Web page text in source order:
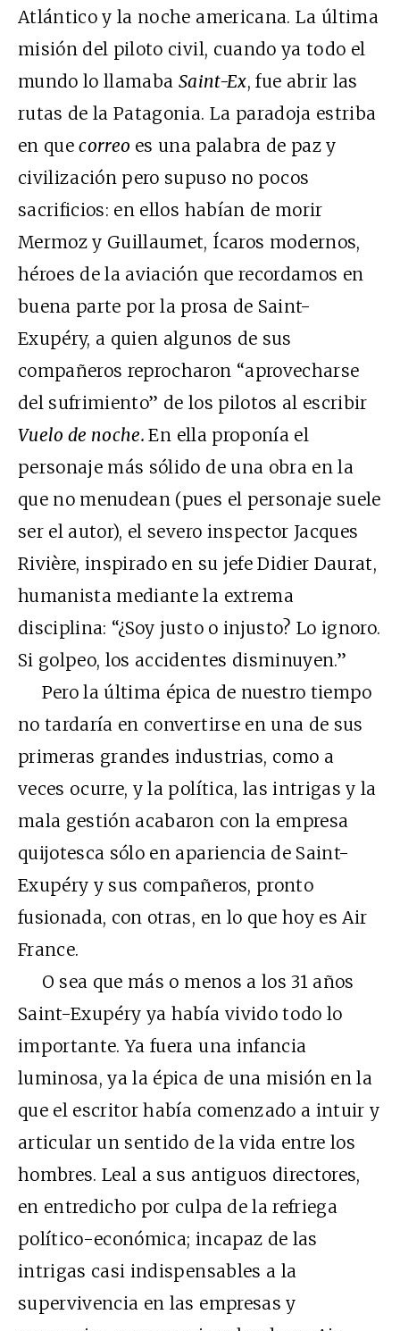
Atlántico y la noche americana. La última
misión del piloto civil, cuando ya todo el
mundo lo llamaba Saint-Ex, fue abrir las
rutas de la Patagonia. La paradoja estriba
en quecorreo es una palabra de paz y
civilización pero supuso no pocos
sacrificios: en ellos habían de morir
Mermoz y Guillaumet, Ícaros modernos,
héroes de la aviación que recordamos en
buena parte por la prosa de Saint-
Exupéry, a quien algunos de sus
compañeros reprocharon “aprovecharse
del sufrimiento” de los pilotos al escribir
Vuelo de noche.En ella proponía el
personaje más sólido de una obra en la
que no menudean (pues el personaje suele
ser el autor), el severo inspector Jacques
Rivière, inspirado en su jefe Didier Daurat,
humanista mediante la extrema
disciplina: “¿Soy justo o injusto? Lo ignoro.
Si golpeo, los accidentes disminuyen.”
Pero la última épica de nuestro tiempo
no tardaría en convertirse en una de sus
primeras grandes industrias, como a
veces ocurre, y la política, las intrigas y la
mala gestión acabaron con la empresa
quijotesca sólo en apariencia de Saint-
Exupéry y sus compañeros, pronto
fusionada, con otras, en lo que hoy es Air
France.
O sea que más o menos a los 31 años
Saint-Exupéry ya había vivido todo lo
importante. Ya fuera una infancia
luminosa, ya la épica de una misión en la
que el escritor había comenzado a intuir y
articular un sentido de la vida entre los
hombres. Leal a sus antiguos directores,
en entredicho por culpa de la refriega
político-económica; incapaz de las
intrigas casi indispensables a la
supervivencia en las empresas y